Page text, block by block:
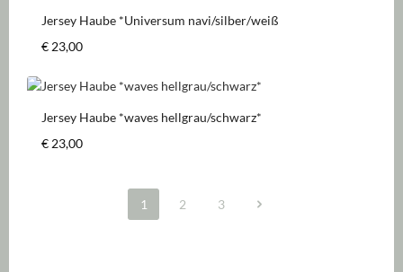
Jersey Haube *Universum navi/silber/weiß
Regulärer Preis:
€ 23,00
Jersey Haube *waves hellgrau/schwarz*
Regulärer Preis:
€ 23,00
Seite
1
Seite
2
Seite
3